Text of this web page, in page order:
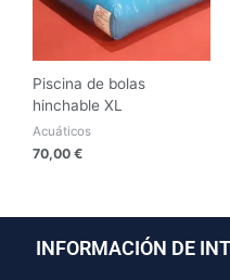
Piscina de bolas
hinchable XL
Acuáticos
70,00 €
INFORMACIÓN DE